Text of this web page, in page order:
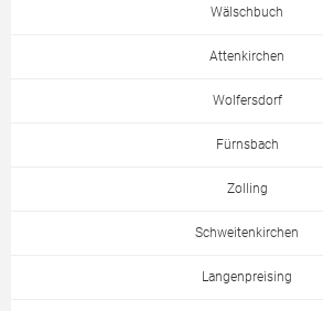
Wälschbuch
Attenkirchen
Wolfersdorf
Fürnsbach
Zolling
Schweitenkirchen
Langenpreising